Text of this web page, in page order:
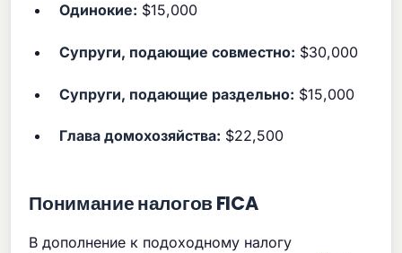
Одинокие: $15,000
Супруги, подающие совместно: $30,000
Супруги, подающие раздельно: $15,000
Глава домохозяйства: $22,500
Понимание налогов FICA
В дополнение к подоходному налогу